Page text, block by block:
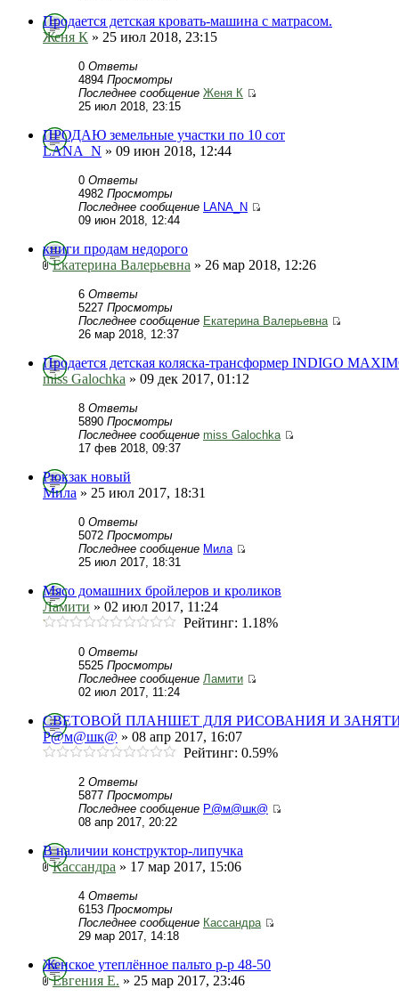
Продается детская кровать-машина с матрасом.
Женя К » 25 июл 2018, 23:15
0 Ответы
4894 Просмотры
Последнее сообщение Женя К
25 июл 2018, 23:15
ПРОДАЮ земельные участки по 10 сот
LANA_N » 09 июн 2018, 12:44
0 Ответы
4982 Просмотры
Последнее сообщение LANA_N
09 июн 2018, 12:44
книги продам недорого
Екатерина Валерьевна » 26 мар 2018, 12:26
6 Ответы
5227 Просмотры
Последнее сообщение Екатерина Валерьевна
26 мар 2018, 12:37
Продается детская коляска-трансформер INDIGO
miss Galochka » 09 дек 2017, 01:12
8 Ответы
5890 Просмотры
Последнее сообщение miss Galochka
17 фев 2018, 09:37
Рюкзак новый
Мила » 25 июл 2017, 18:31
0 Ответы
5072 Просмотры
Последнее сообщение Мила
25 июл 2017, 18:31
Мясо домашних бройлеров и кроликов
Ламити » 02 июл 2017, 11:24
Рейтинг: 1.18%
0 Ответы
5525 Просмотры
Последнее сообщение Ламити
02 июл 2017, 11:24
СВЕТОВОЙ ПЛАНШЕТ ДЛЯ РИСОВАНИЯ И
Р@м@шк@ » 08 апр 2017, 16:07
Рейтинг: 0.59%
2 Ответы
5877 Просмотры
Последнее сообщение Р@м@шк@
08 апр 2017, 20:22
В наличии конструктор-липучка
Кассандра » 17 мар 2017, 15:06
4 Ответы
6153 Просмотры
Последнее сообщение Кассандра
29 мар 2017, 14:18
Женское утеплённое пальто р-р 48-50
Евгения Е. » 25 мар 2017, 23:46